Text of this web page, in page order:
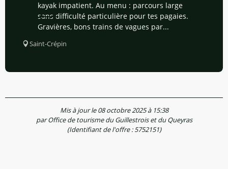
kayak impatient. Au menu : parcours large
sans difficulté particulière pour tes pagaies.
Gravières, bons trains de vagues par...
Saint-Crépin
Mis à jour le 08 octobre 2025 à 15:38
par Office de tourisme du Guillestrois et du Queyras
(Identifiant de l'offre :5752151)